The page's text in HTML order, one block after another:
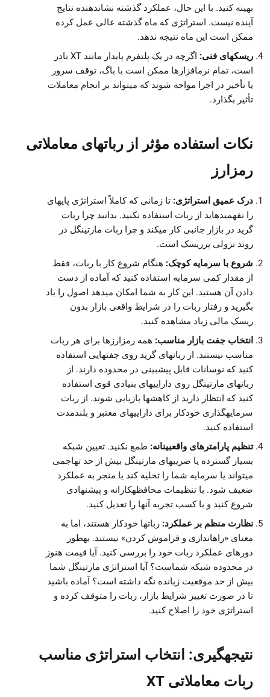
بهینه کنید. با این حال، عملکرد گذشته نشاندهنده نتایج
آینده نیست. استراتژی که ماه گذشته عالی عمل کرده
ممکن است این ماه نتیجه ندهد.
ریسکهای فنی:
اگرچه در یک پلتفرم پایدار مانند XT نادر
است، تمام نرمافزارها ممکن است با باگ، توقف سرور
یا تأخیر در اجرا مواجه شوند که میتواند بر انجام معاملات
تأثیر بگذارد.
نکات استفاده مؤثر از رباتهای معاملاتی
رمزارز
درک عمیق استراتژی: تا زمانی که کاملاً استراتژی پایهای
را نفهمیدهاید از ربات استفاده نکنید. بدانید چرا ربات
گرید در بازار جانبی کار میکند و چرا ربات مارتینگل در
روند نزولی پرریسک است.
شروع با سرمایه کوچک: هنگام شروع کار با ربات، فقط
از مقدار کمی سرمایه استفاده کنید که آماده از دست
دادن آن هستید. این کار به شما امکان میدهد اصول را یاد
بگیرید و رفتار ربات را در شرایط واقعی بازار بدون
ریسک مالی زیاد مشاهده کنید.
انتخاب جفت بازار مناسب: همه رمزارزها برای هر ربات
مناسب نیستند. از رباتهای گرید روی جفتهایی استفاده
کنید که نوسانات قابل پیشبینی در محدوده دارند. از
رباتهای مارتینگل روی داراییهای بنیادی قوی استفاده
کنید که انتظار دارید از کاهشها بازیابی شوند. از ربات
سرمایهگذاری خودکار برای داراییهای معتبر و بلندمدت
استفاده کنید.
تنظیم پارامترهای واقعبینانه: طمع نکنید. تعیین شبکه
بسیار گسترده یا ضریبهای مارتینگل بیش از حد تهاجمی
میتواند یا سرمایه شما را تخلیه کند یا منجر به عملکرد
ضعیف شود. با تنظیمات محافظهکارانه و پیشنهادی
شروع کنید و با کسب تجربه آنها را تعدیل کنید.
نظارت منظم بر عملکرد: رباتها خودکار هستند، اما به
معنای «راهاندازی و فراموش کردن» نیستند. بهطور
دورهای عملکرد ربات خود را بررسی کنید. آیا قیمت هنوز
در محدوده شبکه شماست؟ آیا استراتژی مارتینگل شما
بیش از حد موقعیت زیانده نگه داشته است؟ آماده باشید
تا در صورت تغییر شرایط بازار، ربات را متوقف کرده و
استراتژی خود را اصلاح کنید.
نتیجهگیری: انتخاب استراتژی مناسب
ربات معاملاتی XT